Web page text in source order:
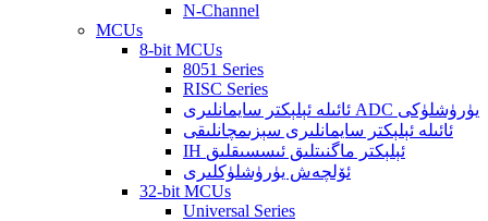
N-Channel
MCUs
8-bit MCUs
8051 Series
RISC Series
ئائىلە ئېلېكتر سايمانلىرى ADC يۈرۈشلۈكى
ئائىلە ئېلېكتر سايمانلىرى سېزىمچانلىقى
IH ئېلېكتر ماگنىتلىق ئىسسىقلىق
ئۆلچەش يۈرۈشلۈكلىرى
32-bit MCUs
Universal Series